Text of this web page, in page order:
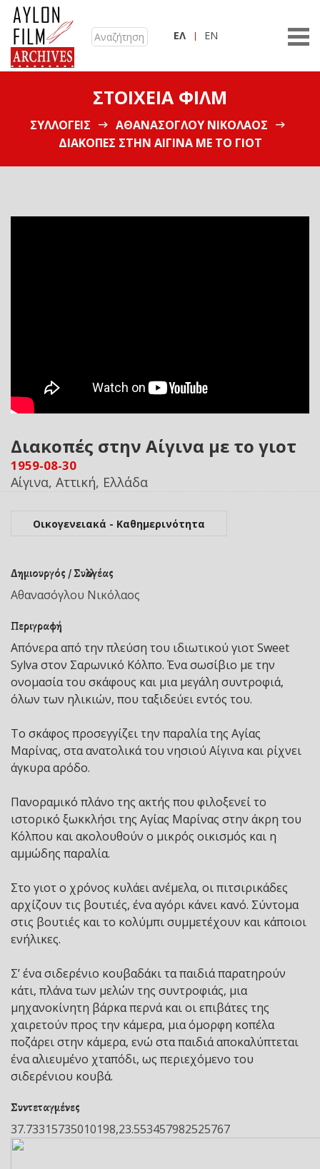
ΕΛ EN
ΣΤΟΙΧΕΊΑ ΦΙΛΜ
ΣΥΛΛΟΓΕΊΣ
ΑΘΑΝΑΣΌΓΛΟΥ ΝΙΚΌΛΑΟΣ
ΔΙΑΚΟΠΈΣ ΣΤΗΝ ΑΊΓΙΝΑ ΜΕ ΤΟ ΓΙΟΤ
Διακοπές στην Αίγινα με το γιοτ
1959-08-30
Αίγινα, Αττική, Ελλάδα
Οικογενειακά - Καθημερινότητα
Δημιουργός / Συλλογέας
Αθανασόγλου Νικόλαος
Περιγραφή
Απόνερα από την πλεύση του ιδιωτικού γιοτ Sweet
Sylva στον Σαρωνικό Κόλπο. Ένα σωσίβιο με την
ονομασία του σκάφους και μια μεγάλη συντροφιά,
όλων των ηλικιών, που ταξιδεύει εντός του.
Το σκάφος προσεγγίζει την παραλία της Αγίας
Μαρίνας, στα ανατολικά του νησιού Αίγινα και ρίχνει
άγκυρα αρόδο.
Πανοραμικό πλάνο της ακτής που φιλοξενεί το
ιστορικό ξωκκλήσι της Αγίας Μαρίνας στην άκρη του
Κόλπου και ακολουθούν ο μικρός οικισμός και η
αμμώδης παραλία.
Στο γιοτ ο χρόνος κυλάει ανέμελα, οι πιτσιρικάδες
αρχίζουν τις βουτιές, ένα αγόρι κάνει κανό. Σύντομα
στις βουτιές και το κολύμπι συμμετέχουν και κάποιοι
ενήλικες.
Σ’ ένα σιδερένιο κουβαδάκι τα παιδιά παρατηρούν
κάτι, πλάνα των μελών της συντροφιάς, μια
μηχανοκίνητη βάρκα περνά και οι επιβάτες της
χαιρετούν προς την κάμερα, μια όμορφη κοπέλα
ποζάρει στην κάμερα, ενώ στα παιδιά αποκαλύπτεται
ένα αλιευμένο χταπόδι, ως περιεχόμενο του
σιδερένιου κουβά.
Συντεταγμένες
37.73315735010198,23.553457982525767